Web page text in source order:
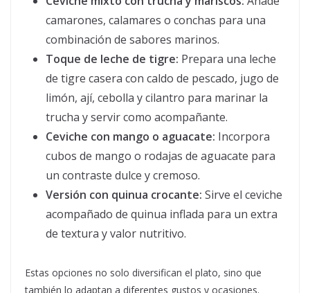
camarones, calamares o conchas para una
combinación de sabores marinos.
Toque de leche de tigre: Prepara una leche
de tigre casera con caldo de pescado, jugo de
limón, ají, cebolla y cilantro para marinar la
trucha y servir como acompañante.
Ceviche con mango o aguacate: Incorpora
cubos de mango o rodajas de aguacate para
un contraste dulce y cremoso.
Versión con quinua crocante: Sirve el ceviche
acompañado de quinua inflada para un extra
de textura y valor nutritivo.
Estas opciones no solo diversifican el plato, sino que
también lo adaptan a diferentes gustos y ocasiones.